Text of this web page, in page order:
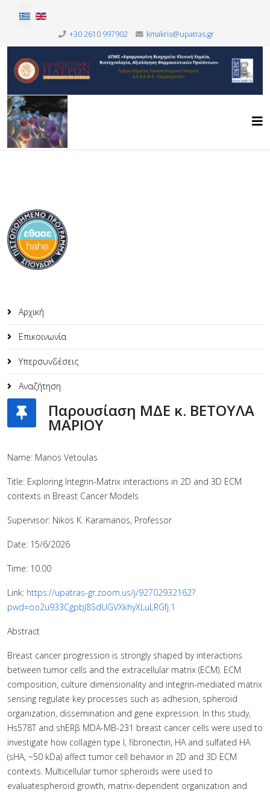
Επιλέξτε τη γλώσσα σας
+30 2610 997902 kmakris@upatras.gr
Αρχική
Επικοινωνία
Υπερσυνδέσεις
Αναζήτηση
Παρουσίαση ΜΔΕ κ. ΒΕΤΟΥΛΑ
ΜΑΡΙΟΥ
Name: Marios Vetoulas
Title: Exploring Integrin-Matrix interactions in 2D and 3D ECM
contexts in Breast Cancer Models
Supervisor: Nikos K. Karamanos, Professor
Date: 15/6/2026
Time: 10.00
Link: https://upatras-gr.zoom.us/j/92702932162?
pwd=oo2u933CgpbJ8SdUGVXkhyXLuLRGfj.1
Abstract
Breast cancer progression is strongly shaped by interactions
between tumor cells and the extracellular matrix (ECM). ECM
composition, culture dimensionality and integrin-mediated matrix
sensing regulate key processes such as adhesion, spheroid
organization, dissemination and gene expression. In this study,
Hs578T and shERβ MDA-MB-231 breast cancer cells were used to
investigate how collagen type I, fibronectin, HA and sulfated HA
(sHA, ~50 kDa) affect tumor cell behavior in 2D and 3D ECM
contexts. Multicellular tumor spheroids were used to
evaluatespheroid growth, matrix-dependent organization and